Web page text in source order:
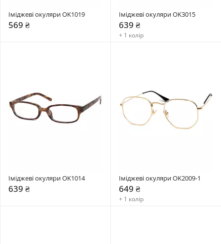
Іміджеві окуляри OK1019
569 ₴
Іміджеві окуляри OK3015
639 ₴
+ 1 колір
Іміджеві окуляри OK1014
639 ₴
Іміджеві окуляри OK2009-1
649 ₴
+ 1 колір